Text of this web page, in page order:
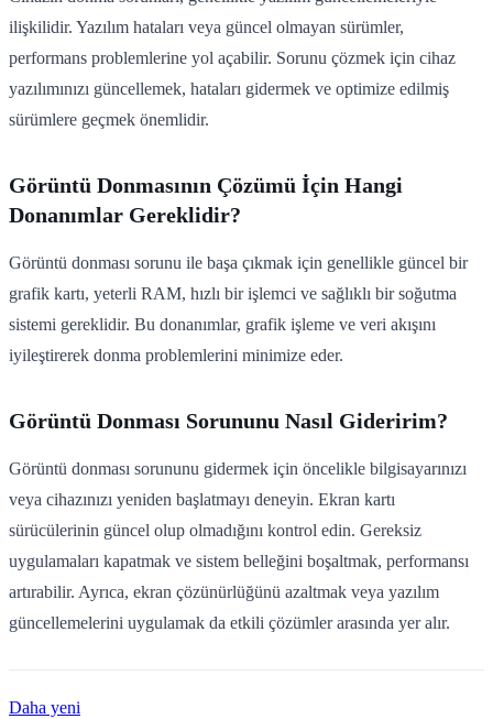
ilişkilidir. Yazılım hataları veya güncel olmayan sürümler,
performans problemlerine yol açabilir. Sorunu çözmek için cihaz
yazılımınızı güncellemek, hataları gidermek ve optimize edilmiş
sürümlere geçmek önemlidir.
Görüntü Donmasının Çözümü İçin Hangi
Donanımlar Gereklidir?
Görüntü donması sorunu ile başa çıkmak için genellikle güncel bir
grafik kartı, yeterli RAM, hızlı bir işlemci ve sağlıklı bir soğutma
sistemi gereklidir. Bu donanımlar, grafik işleme ve veri akışını
iyileştirerek donma problemlerini minimize eder.
Görüntü Donması Sorununu Nasıl Gideririm?
Görüntü donması sorununu gidermek için öncelikle bilgisayarınızı
veya cihazınızı yeniden başlatmayı deneyin. Ekran kartı
sürücülerinin güncel olup olmadığını kontrol edin. Gereksiz
uygulamaları kapatmak ve sistem belleğini boşaltmak, performansı
artırabilir. Ayrıca, ekran çözünürlüğünü azaltmak veya yazılım
güncellemelerini uygulamak da etkili çözümler arasında yer alır.
Daha yeni